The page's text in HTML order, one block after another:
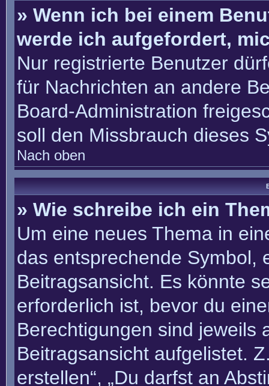
» Wenn ich bei einem
werde ich aufgefordert,
Nur registrierte Benutzer
für Nachrichten an andere
Board-Administration
soll den Missbrauch dieses
Nach oben
» Wie schreibe ich ein
Um eine neues Thema in
das entsprechende Symbol,
Beitragsansicht. Es könnte
erforderlich ist, bevor du
Berechtigungen sind jeweils
Beitragsansicht aufgelistet.
erstellen“, „Du darfst an